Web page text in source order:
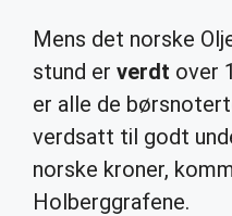
Mens det norske
stund erverdt over
er alle de
verdsatt til godt
norske kroner,
Holberggrafene.